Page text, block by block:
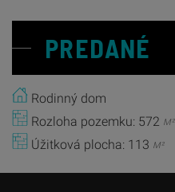
PREDANÉ
Rodinný dom
Rozloha pozemku: 572 M²
Úžitková plocha: 113 M²